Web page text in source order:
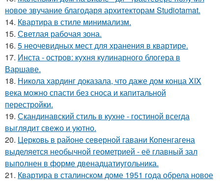
новое звучание благодаря архитекторам Studiotamat.
14. Квартира в стиле минимализм.
15. Светлая рабочая зона.
16. 5 неочевидных мест для хранения в квартире.
17. Инста - остров: кухня кулинарного блогера в
Варшаве.
18. Никола хардинг доказала, что даже дом конца XIX
века можно спасти без сноса и капитальной
перестройки.
19. Скандинавский стиль в кухне - гостиной всегда
выглядит свежо и уютно.
20. Церковь в районе северной гавани Копенгагена
выделяется необычной геометрией - её главный зал
выполнен в форме двенадцатиугольника.
21. Квартира в сталинском доме 1951 года обрела новое